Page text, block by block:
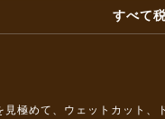
すべて
極めて、ウェットカット、